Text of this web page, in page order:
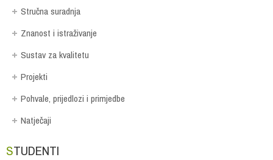
Stručna suradnja
Znanost i istraživanje
Sustav za kvalitetu
Projekti
Pohvale, prijedlozi i primjedbe
Natječaji
STUDENTI